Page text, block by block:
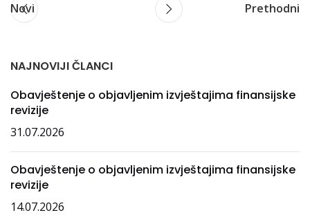
Novi Prethodni
NAJNOVIJI ČLANCI
Obavještenje o objavljenim izvještajima finansijske
revizije
31.07.2026
Obavještenje o objavljenim izvještajima finansijske
revizije
14.07.2026